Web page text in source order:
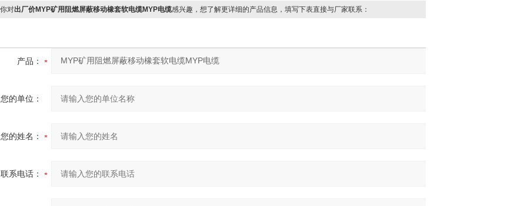
对出厂价MYP矿用阻燃屏蔽移动橡套软电缆MYP电缆感兴趣，想了解更详细的产品信息，填写下表直接与厂家联系：
产品：
您的单位：
您的姓名：
联系电话：